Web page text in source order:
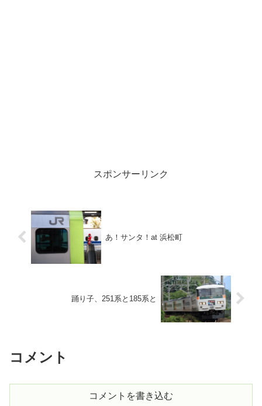
スポンサーリンク
あ！サンタ！at 浜松町
踊り子、251系と185系と
コメント
コメントを書き込む